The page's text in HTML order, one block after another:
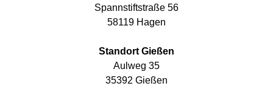
Spannstiftstraße 56
58119 Hagen
Standort Gießen
Aulweg 35
35392 Gießen